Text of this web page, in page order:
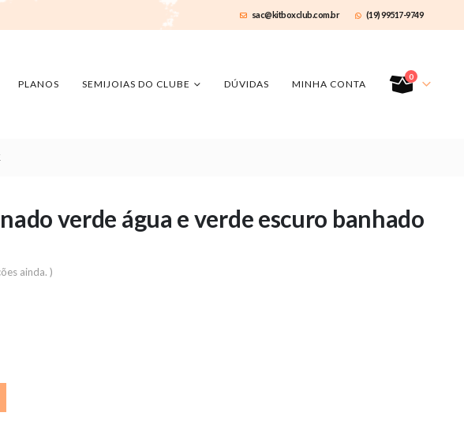
sac@kitboxclub.com.br (19) 99517-9749
PLANOS SEMIJOIAS DO CLUBE DÚVIDAS MINHA CONTA
0
verde água e verde escuro banhado
ainda. )